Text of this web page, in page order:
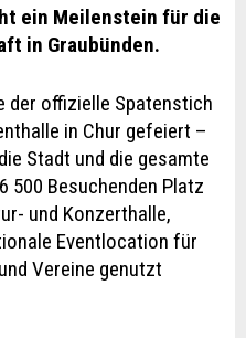
ein Meilenstein für die
in Graubünden.
der offizielle Spatenstich
in Chur gefeiert –
Stadt und die gesamte
500 Besuchenden Platz
und Konzerthalle,
Eventlocation für
Vereine genutzt